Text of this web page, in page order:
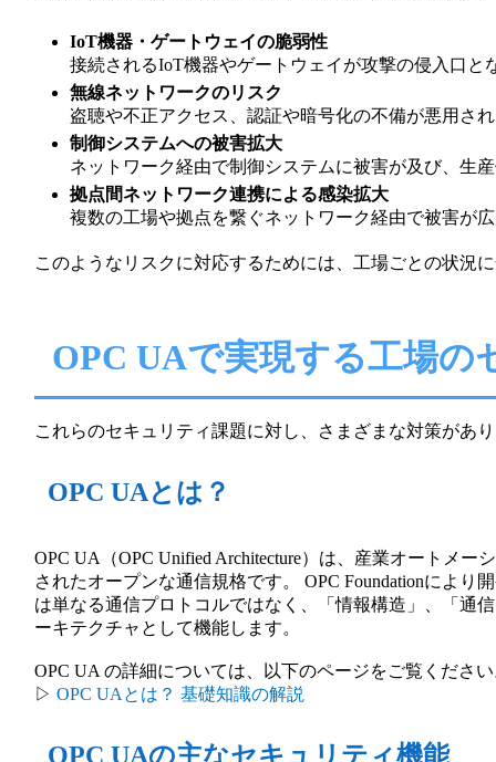
IoT機器・ゲートウェイの脆弱性
接続されるIoT機器やゲートウェイが攻撃の侵入口
無線ネットワークのリスク
盗聴や不正アクセス、認証や暗号化の不備が悪用さ
制御システムへの被害拡大
ネットワーク経由で制御システムに被害が及び、生
拠点間ネットワーク連携による感染拡大
複数の工場や拠点を繋ぐネットワーク経由で被害が
このようなリスクに対応するためには、工場ごとの状況
OPC UAで実現する工場の
これらのセキュリティ課題に対し、さまざまな対策があ
OPC UAとは？
OPC UA（OPC Unified Architecture）は、産業オートメ
されたオープンな通信規格です。 OPC Foundationによ
は単なる通信プロトコルではなく、「情報構造」、「通
ーキテクチャとして機能します。
OPC UA の詳細については、以下のページをご覧くださ
▷ OPC UAとは？ 基礎知識の解説
OPC UAの主なセキュリティ機能